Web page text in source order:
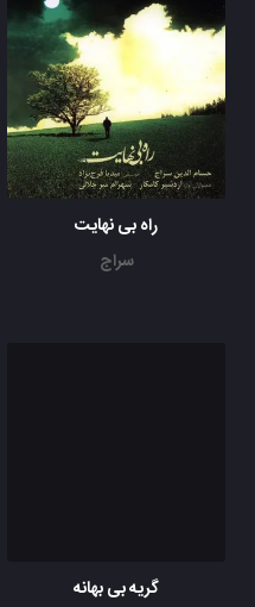
راه بی نهایت
سراج
گریه بی بهانه